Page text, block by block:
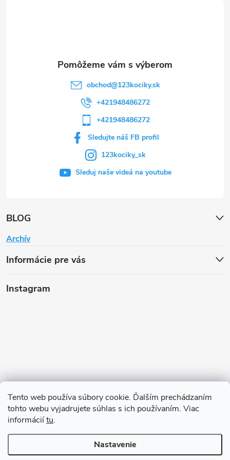
Tento web používa súbory cookie. Ďalším prechádzaním
tohto webu vyjadrujete súhlas s ich používaním. Viac
informáciítu.
Nastavenie
BLOG
Archív
Informácie pre vás
obchod@123kociky.sk
+421948486272
+421948486272
Sledujte náš FB profil
123kociky_sk
Sleduj naše videá na youtube
Instagram
Sledovať na Instagrame